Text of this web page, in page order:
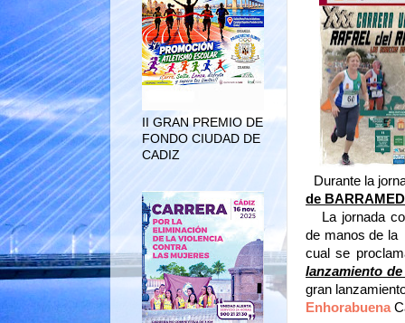
Durante la
de
La jornada
de manos de
cual se
lanzamiento
gran
Enhorabuena
II GRAN PREMIO DE
FONDO CIUDAD DE
CADIZ